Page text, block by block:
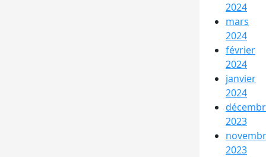
2024
mars
2024
février
2024
janvier
2024
2023
2023